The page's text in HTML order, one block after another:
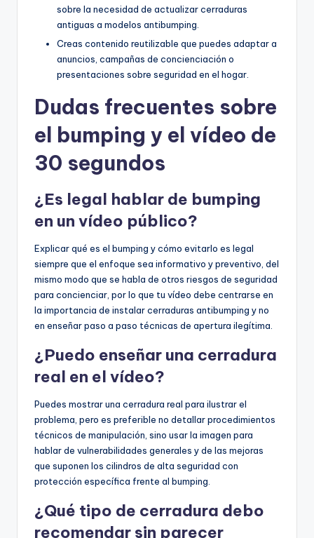
sobre la necesidad de actualizar cerraduras
antiguas a modelos antibumping.
Creas contenido reutilizable que puedes adaptar a
anuncios, campañas de concienciación o
presentaciones sobre seguridad en el hogar.
Dudas frecuentes sobre
el bumping y el vídeo de
30 segundos
¿Es legal hablar de bumping
en un vídeo público?
Explicar qué es el bumping y cómo evitarlo es legal
siempre que el enfoque sea informativo y preventivo, del
mismo modo que se habla de otros riesgos de seguridad
para concienciar, por lo que tu vídeo debe centrarse en
la importancia de instalar cerraduras antibumping y no
en enseñar paso a paso técnicas de apertura ilegítima.
¿Puedo enseñar una cerradura
real en el vídeo?
Puedes mostrar una cerradura real para ilustrar el
problema, pero es preferible no detallar procedimientos
técnicos de manipulación, sino usar la imagen para
hablar de vulnerabilidades generales y de las mejoras
que suponen los cilindros de alta seguridad con
protección específica frente al bumping.
¿Qué tipo de cerradura debo
recomendar sin parecer